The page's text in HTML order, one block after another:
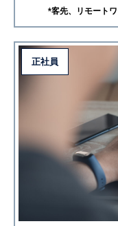
*客先、リモート
正社員